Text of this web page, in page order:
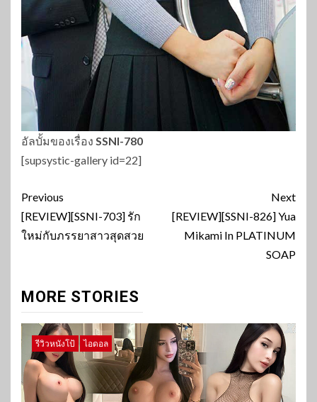
อัลบั้มของเรื่อง SSNI-780
[supsystic-gallery id=22]
Continue
Reading
Previous
[REVIEW][SSNI-703] รัก
ใหม่กับภรรยาสาวสุดสวย
Next
[REVIEW][SSNI-826] Yua
Mikami In PLATINUM
SOAP
MORE STORIES
รีวิวหนังโป้ ไอดอล